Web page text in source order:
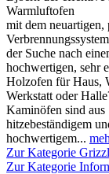
Warmluftofen
mit dem neuartigen,
der Suche nach
hochwertigen, sehr
Holzofen für Haus,
Werkstatt oder
Kaminöfen sind aus
hitzebeständigem
hochwertigem...
Zur Kategorie
Zur Kategorie